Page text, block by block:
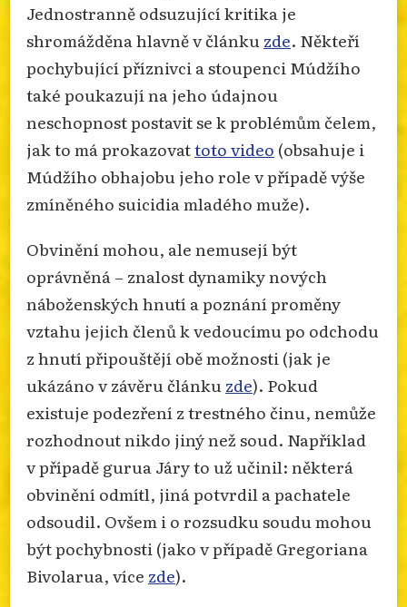
Jednostranně odsuzující kritika je
shromážděna hlavně v článku zde. Někteří
pochybující příznivci a stoupenci Múdžího
také poukazují na jeho údajnou
neschopnost postavit se k problémům čelem,
jak to má prokazovattoto video (obsahuje i
Múdžího obhajobu jeho role v případě výše
zmíněného suicidia mladého muže).
Obvinění mohou, ale nemusejí být
oprávněná – znalost dynamiky nových
náboženských hnutí a poznání proměny
vztahu jejich členů k vedoucímu po odchodu
z hnutí připouštějí obě možnosti (jak je
ukázáno v závěru článku zde). Pokud
existuje podezření z trestného činu, nemůže
rozhodnout nikdo jiný než soud. Například
v případě gurua Járy to už učinil: některá
obvinění odmítl, jiná potvrdil a pachatele
odsoudil. Ovšem i o rozsudku soudu mohou
být pochybnosti (jako v případě Gregoriana
Bivolarua, více zde).